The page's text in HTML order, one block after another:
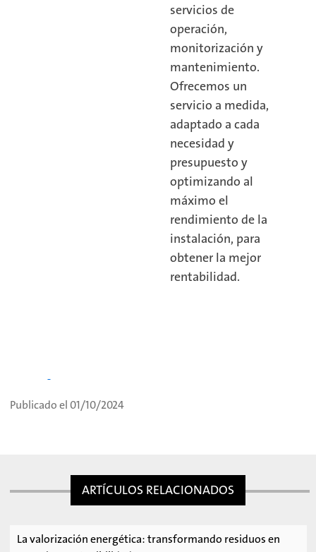
servicios de
operación,
monitorización y
mantenimiento.
Ofrecemos un
servicio a medida,
adaptado a cada
necesidad y
presupuesto y
optimizando al
máximo el
rendimiento de la
instalación, para
obtener la mejor
rentabilidad.
Publicado el 01/10/2024
ARTÍCULOS RELACIONADOS
La valorización energética: transformando residuos en